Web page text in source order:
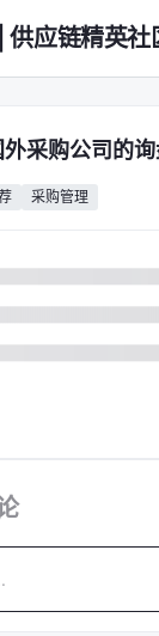
供应链精英社
采购公司的询
采购管理